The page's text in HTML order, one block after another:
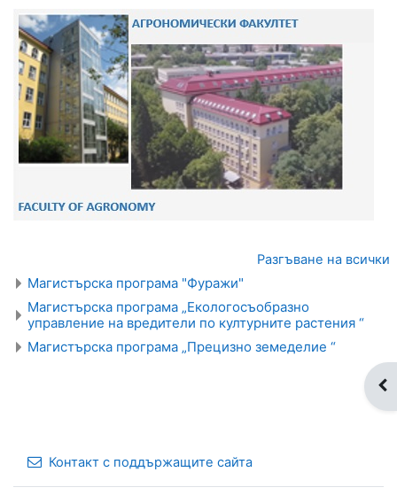
Разгъване на всички
Магистърска програма "Фуражи"
Магистърска програма „Екологосъобразно
управление на вредители по културните растения “
Магистърска програма „Прецизно земеделие “
Контакт с поддържащите сайта